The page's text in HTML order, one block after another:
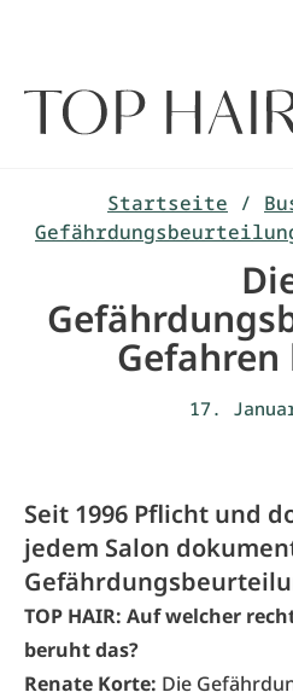
Startseite /
Gefahren
17.
Seit 1996 Pflicht und
jedem Salon
TOP HAIR: Auf welcher
beruht das?
Renate Korte: Die